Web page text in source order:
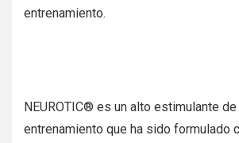
entrenamiento.
NEUROTIC® es un alto estimulante
entrenamiento que ha sido formulado